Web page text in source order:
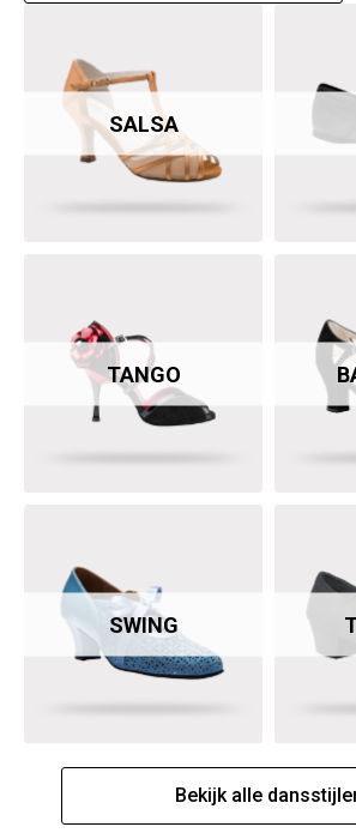
SALSA
TANGO
SWING
Bekijk alle